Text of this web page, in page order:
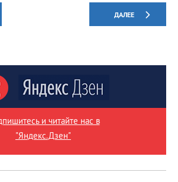
ДАЛЕЕ
и читайте нас в
"Яндекс.Дзен"